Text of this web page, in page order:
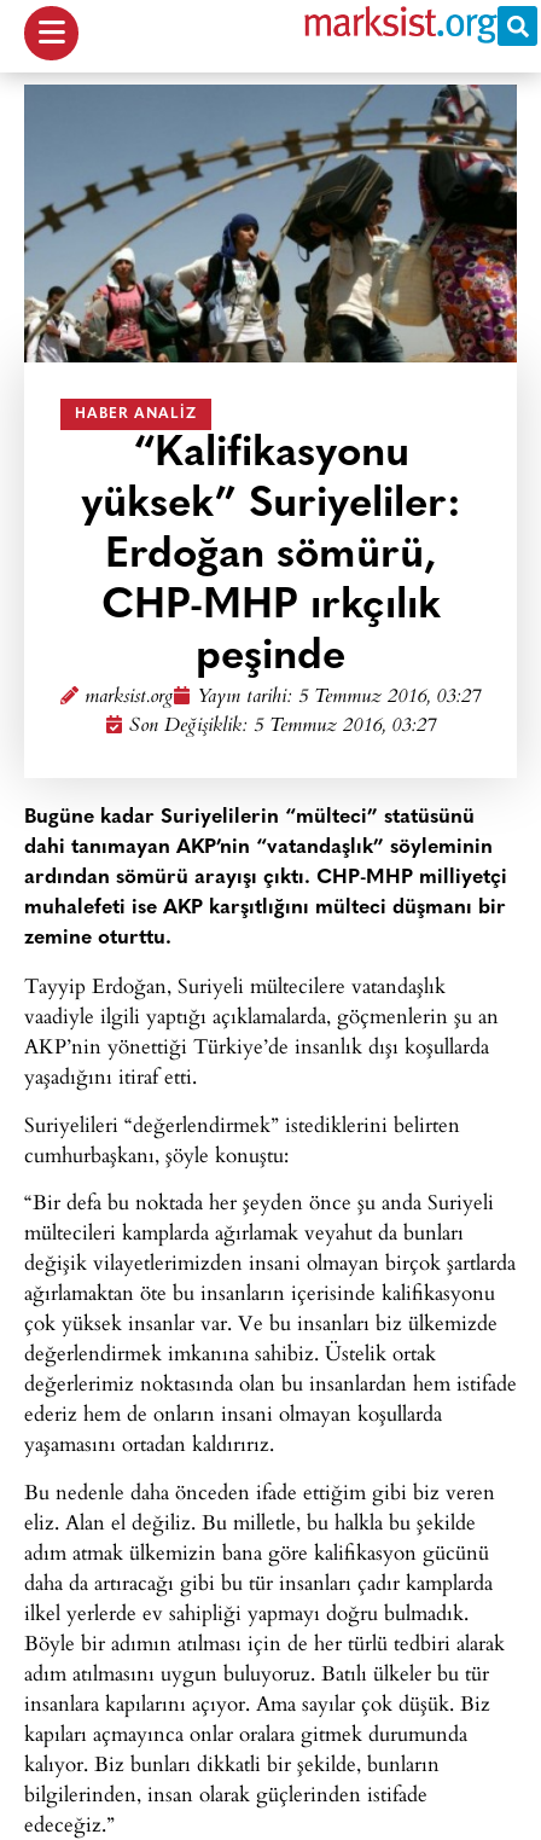
HABER ANALIZ
“Kalifikasyonu
yüksek” Suriyeliler:
Erdoğan sömürü,
CHP-MHP ırkçılık
peşinde
marksist.org Yayın tarihi: 5 Temmuz 2016, 03:27
Son Değişiklik: 5 Temmuz 2016, 03:27
Bugüne kadar Suriyelilerin “mülteci” statüsünü
dahi tanımayan AKP’nin “vatandaşlık” söyleminin
ardından sömürü arayışı çıktı. CHP-MHP milliyetçi
muhalefeti ise AKP karşıtlığını mülteci düşmanı bir
zemine oturttu.
Tayyip Erdoğan, Suriyeli mültecilere vatandaşlık
vaadiyle ilgili yaptığı açıklamalarda, göçmenlerin şu an
AKP’nin yönettiği Türkiye’de insanlık dışı koşullarda
yaşadığını itiraf etti.
Suriyelileri “değerlendirmek” istediklerini belirten
cumhurbaşkanı, şöyle konuştu:
“Bir defa bu noktada her şeyden önce şu anda Suriyeli
mültecileri kamplarda ağırlamak veyahut da bunları
değişik vilayetlerimizden insani olmayan birçok şartlarda
ağırlamaktan öte bu insanların içerisinde kalifikasyonu
çok yüksek insanlar var. Ve bu insanları biz ülkemizde
değerlendirmek imkanına sahibiz. Üstelik ortak
değerlerimiz noktasında olan bu insanlardan hem istifade
ederiz hem de onların insani olmayan koşullarda
yaşamasını ortadan kaldırırız.
Bu nedenle daha önceden ifade ettiğim gibi biz veren
eliz. Alan el değiliz. Bu milletle, bu halkla bu şekilde
adım atmak ülkemizin bana göre kalifikasyon gücünü
daha da artıracağı gibi bu tür insanları çadır kamplarda
ilkel yerlerde ev sahipliği yapmayı doğru bulmadık.
Böyle bir adımın atılması için de her türlü tedbiri alarak
adım atılmasını uygun buluyoruz. Batılı ülkeler bu tür
insanlara kapılarını açıyor. Ama sayılar çok düşük. Biz
kapıları açmayınca onlar oralara gitmek durumunda
kalıyor. Biz bunları dikkatli bir şekilde, bunların
bilgilerinden, insan olarak güçlerinden istifade
edeceğiz.”